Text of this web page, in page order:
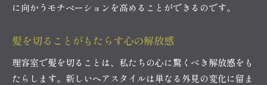
に向かうモチベーションを高めることができるのです。
髪を切ることがもたらす心の解放感
理容室で髪を切ることは、私たちの心に驚くべき解放感をも
たらします。新しいヘアスタイルは単なる外見の変化に留ま